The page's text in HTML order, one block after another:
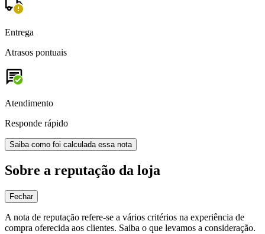
Entrega
Atrasos pontuais
Atendimento
Responde rápido
Saiba como foi calculada essa nota
Sobre a reputação da loja
Fechar
A nota de reputação refere-se a vários critérios na experiência de
compra oferecida aos clientes. Saiba o que levamos a consideração.